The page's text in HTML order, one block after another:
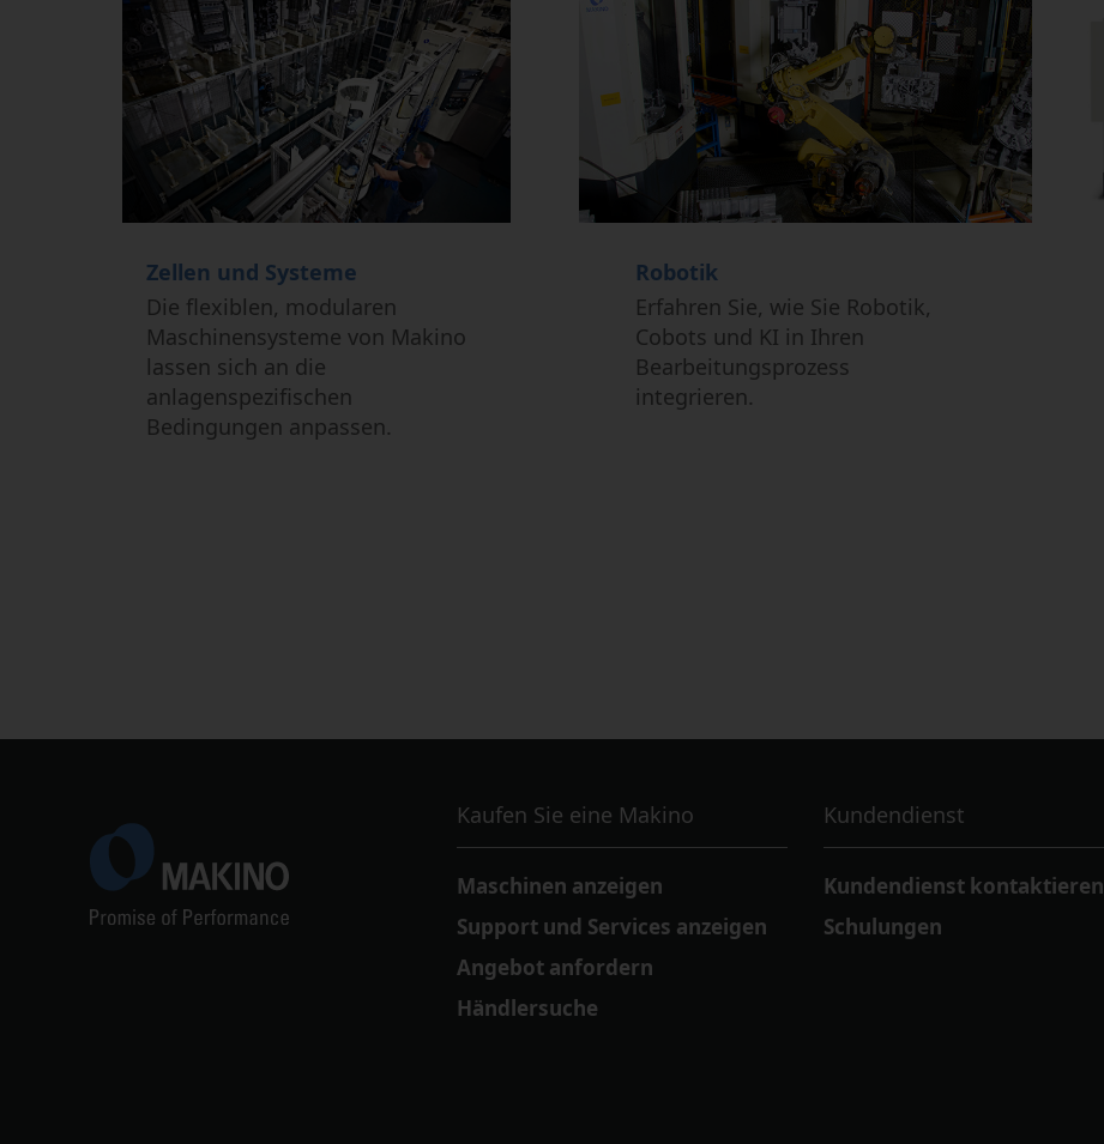
Zellen und Systeme
Die flexiblen, modularen
Maschinensysteme von Makino
lassen sich an die
anlagenspezifischen
Bedingungen anpassen.
Robotik
Erfahren Sie, wie Sie Robotik,
Cobots und KI in Ihren
Bearbeitungsprozess
integrieren.
Kaufen Sie eine Makino
Maschinen anzeigen
Support und Services anzeigen
Angebot anfordern
Händlersuche
Kundendienst
Kundendienst kontaktieren
Schulungen